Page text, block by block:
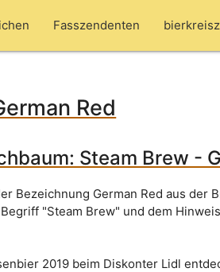
Fasszendenten
Red
Steam Brew -
Bezeichnung German Red aus der
"Steam Brew" und dem
2019 beim Diskonter Lidl